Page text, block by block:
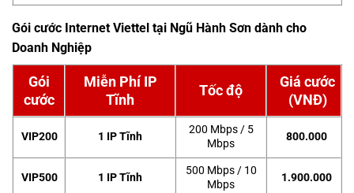
Gói cước Internet Viettel tại Ngũ Hành Sơn dành cho
Doanh Nghiệp
Gói
cước
Miễn Phí IP
Tĩnh
Tốc độ
Giá cước
(VNĐ)
VIP200 1 IP Tĩnh
200 Mbps / 5
Mbps
800.000
VIP500 1 IP Tĩnh
500 Mbps / 10
Mbps
1.900.000